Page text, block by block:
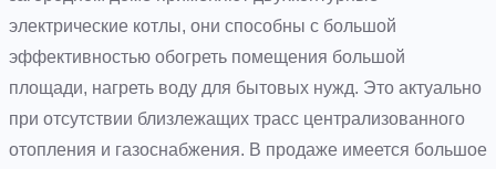
электрические котлы, они способны с большой
эффективностью обогреть помещения большой
площади, нагреть воду для бытовых нужд. Это актуально
при отсутствии близлежащих трасс централизованного
отопления и газоснабжения. В продаже имеется большое